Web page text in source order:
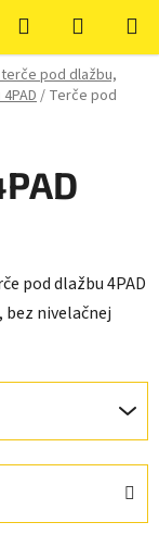
Hľadať
KOŠÍK
pod dlažbu,
/ Terče pod
pod dlažbu 4PAD
bez nivelačnej